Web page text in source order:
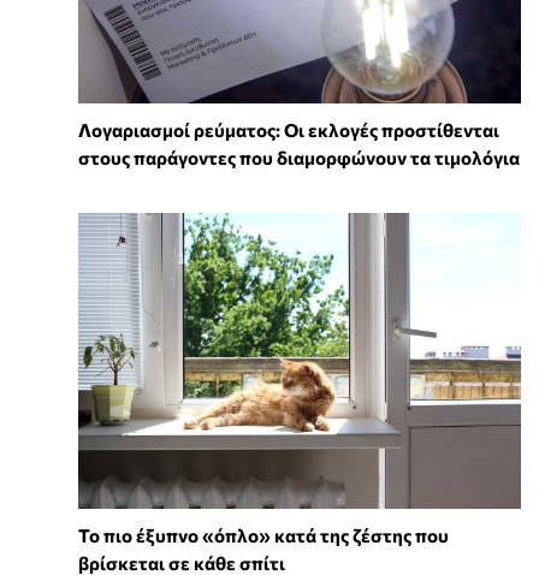
Λογαριασμοί ρεύματος: Οι εκλογές προστίθενται
στους παράγοντες που διαμορφώνουν τα τιμολόγια
To πιο έξυπνο «όπλο» κατά της ζέστης που
βρίσκεται σε κάθε σπίτι